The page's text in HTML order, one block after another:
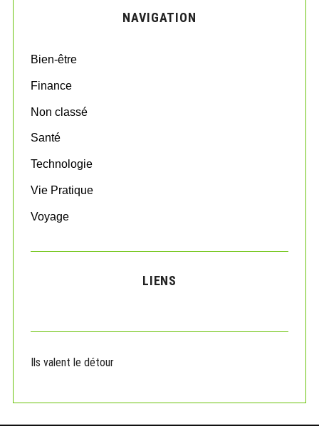
o
:
NAVIGATION
Bien-être
Finance
Non classé
Santé
Technologie
Vie Pratique
Voyage
LIENS
Ils valent le détour